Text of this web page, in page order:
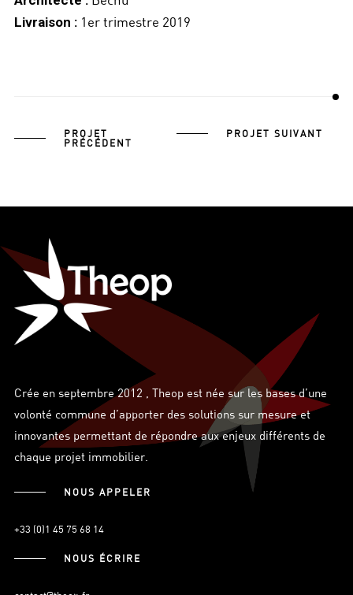
Livraison :1er trimestre 2019
PROJET
PRÉCÉDENT
PROJET SUIVANT
Crée en septembre 2012 , Theop est née sur les bases d’une
volonté commune d’apporter des solutions sur mesure et
innovantes permettant de répondre aux enjeux différents de
chaque projet immobilier.
NOUS APPELER
+33 (0)1 45 75 68 14
NOUS ÉCRIRE